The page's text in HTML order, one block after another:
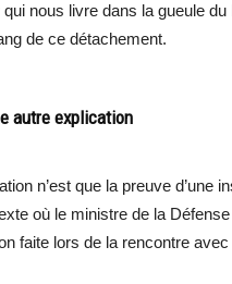
nous livre dans la gueule
de ce détachement.
autre explication
n’est que la preuve d’une
où le ministre de la
faite lors de la rencontre